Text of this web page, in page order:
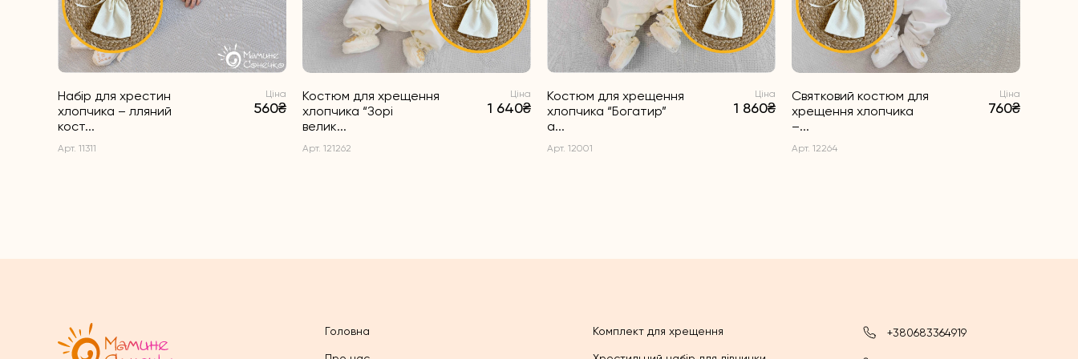
Набір для хрестин
хлопчика – лляний
кост...
Арт. 11311
Ціна
560₴
Костюм для хрещення
хлопчика “Зорі
велик...
Арт. 121262
Ціна
1 640₴
Костюм для хрещення
хлопчика “Богатир”
а...
Арт. 12001
Ціна
1 860₴
Святковий костюм для
хрещення хлопчика
–...
Арт. 12264
Ціна
760₴
Головна Комплект для хрещення +380683364919